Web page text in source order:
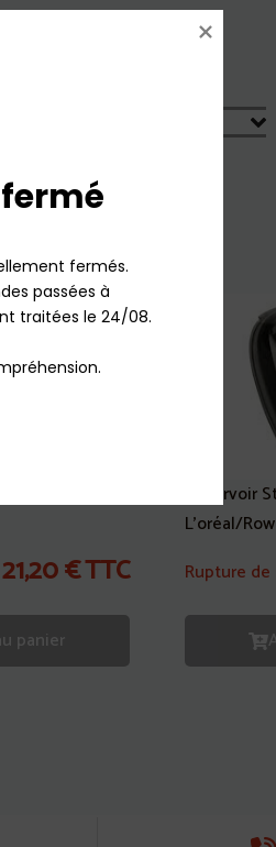
21,20€TTC
panier
Réservoir
L’oréal/
Rupture
fermés.
passées à
traitées le 24/08.